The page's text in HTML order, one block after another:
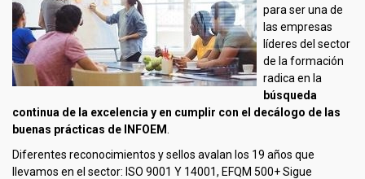
para ser una de
las empresas
líderes del sector
de la formación
radica en la
búsqueda
continua de la excelencia y en cumplir con el decálogo de las
buenas prácticas de INFOEM
Diferentes reconocimientos y sellos avalan los 19 años que
llevamos en el sector: ISO 9001 Y 14001, EFQM 500+ Sigue